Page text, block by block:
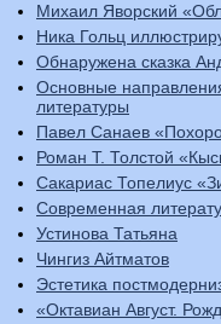
Михаил Яворский
Ника Гольц
Обнаружена сказка
Основные
литературы
Павел Санаев
Роман Т. Толстой
Сакариас Топелиус
Современная
Устинова Татьяна
Чингиз Айтматов
Эстетика
«Октавиан Август.